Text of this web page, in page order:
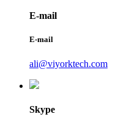
E-mail
E-mail
ali@viyorktech.com
Skype